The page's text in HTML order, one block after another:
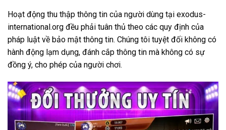
Hoạt động thu thập thông tin của người dùng tại exodus-
international.org đều phải tuân thủ theo các quy định của
pháp luật về bảo mật thông tin. Chúng tôi tuyệt đối không có
hành động lạm dụng, đánh cắp thông tin mà không có sự
đồng ý, cho phép của người chơi.